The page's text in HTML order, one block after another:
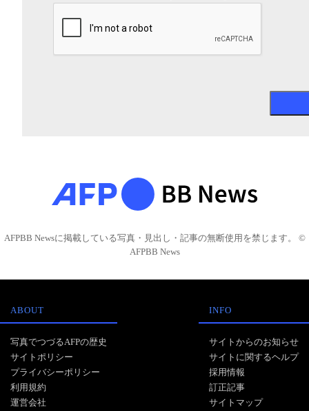
AFPBB Newsに掲載している写真・見出し・記事の無断使用を禁じます。 ©
AFPBB News
ABOUT
写真でつづるAFPの歴史
サイトポリシー
プライバシーポリシー
利用規約
運営会社
INFO
サイトからのお知らせ
サイトに関するヘルプ
採用情報
訂正記事
サイトマップ